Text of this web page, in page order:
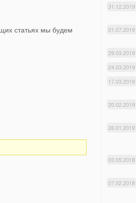
статьях мы будем
31.12.2019
01.07.2019
29.03.2019
24.03.2019
17.03.2019
20.02.2019
26.01.2019
03.05.2018
07.02.2018